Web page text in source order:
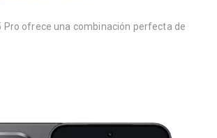
Pro ofrece una combinación perfecta de